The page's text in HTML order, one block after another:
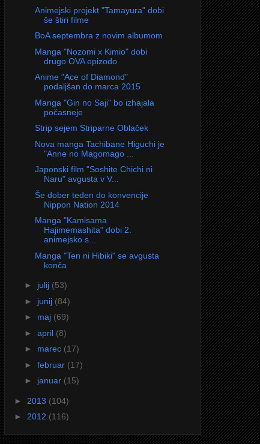
Animejski projekt "Tamayura" dobi
še štiri filme
BoA septembra z novim albumom
Manga "Nozomi x Kimio" dobi
drugo OVA epizodo
Anime "Ace of Diamond"
podaljšan do marca 2015
Manga "Gin no Saji" bo izhajala
počasneje
Strip sejem Striparne Oblaček
Nova manga Tachibane Higuchi je
"Anne no Magomago ...
Japonski film "Soshite Chichi ni
Naru" avgusta v V...
Še dober teden do konvencije
Nippon Nation 2014
Manga "Kamisama
Hajimemashita" dobi 2.
animejsko s...
Manga "Ten ni Hibiki" se avgusta
konča
► julij (53)
► junij (84)
► maj (69)
► april (8)
► marec (17)
► februar (17)
► januar (15)
► 2013 (104)
► 2012 (116)